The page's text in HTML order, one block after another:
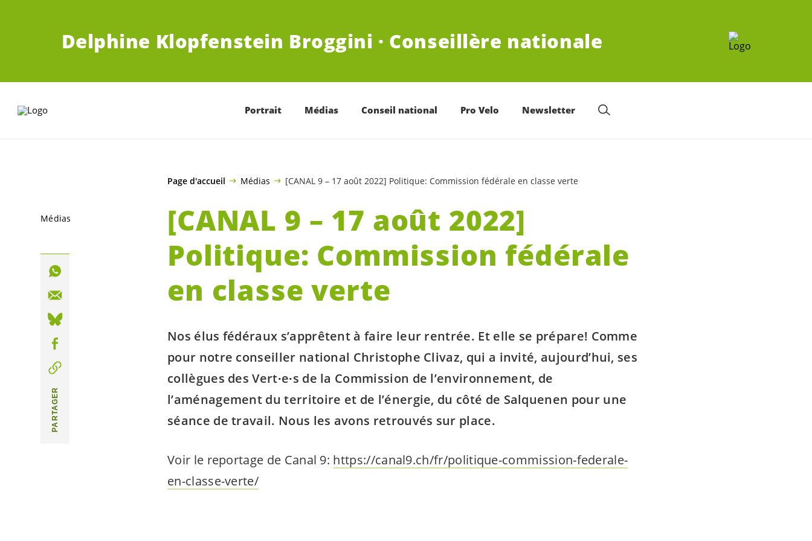
Delphine Klopfenstein Broggini · Conseillère nationale
Portrait Médias Conseil national Pro Velo Newsletter
Page d'accueil Médias [CANAL 9 – 17 août 2022] Politique: Commission fédérale en classe verte
[CANAL 9 – 17 août 2022]
Politique: Commission fédérale
en classe verte
Nos élus fédéraux s’apprêtent à faire leur rentrée. Et elle se prépare! Comme
pour notre conseiller national Christophe Clivaz, qui a invité, aujourd’hui, ses
collègues des Vert∙e∙s de la Commission de l’environnement, de
l’aménagement du territoire et de l’énergie, du côté de Salquenen pour une
séance de travail. Nous les avons retrouvés sur place.
Voir le reportage de Canal 9: https://canal9.ch/fr/politique-commission-federale-
en-classe-verte/
Médias
PARTAGER